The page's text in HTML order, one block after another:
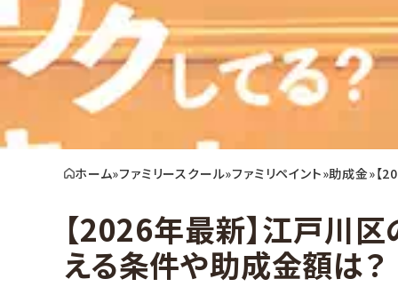
ホーム»ファミリースクール»ファミリペイント»助成金»【
【2026年最新】江戸川
える条件や助成金額は？